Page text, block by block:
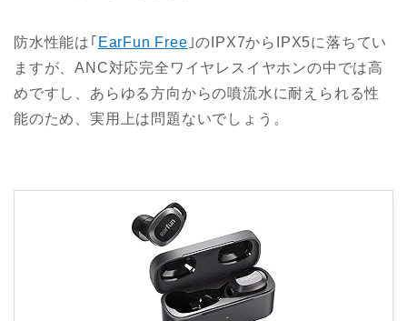
防水性能は｢ EarFun Free ｣のIPX7からIPX5に落ちてい
ますが、ANC対応完全ワイヤレスイヤホンの中では高
めですし、あらゆる方向からの噴流水に耐えられる性
能のため、実用上は問題ないでしょう。